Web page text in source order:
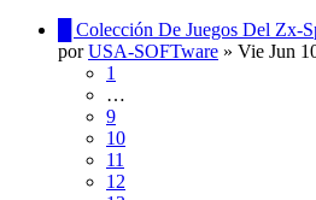
█ Colección De Juegos Del
porUSA-SOFTware » Vie Jun
1
…
9
10
11
12